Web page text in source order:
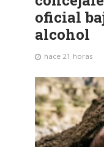
oficial
alcohol
hace 21 horas